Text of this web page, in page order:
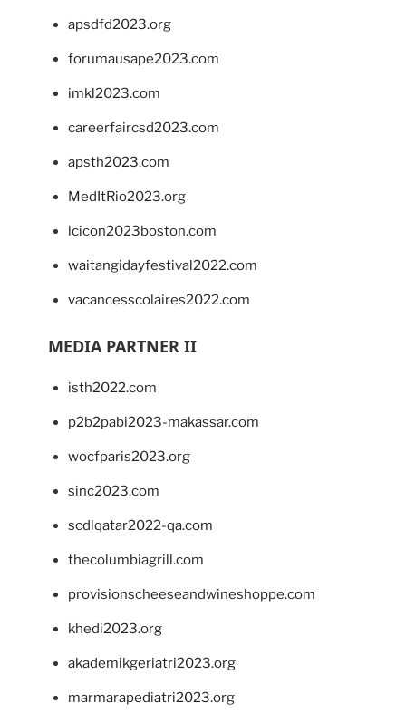
apsdfd2023.org
forumausape2023.com
imkl2023.com
careerfaircsd2023.com
apsth2023.com
MedItRio2023.org
lcicon2023boston.com
waitangidayfestival2022.com
vacancesscolaires2022.com
MEDIA PARTNER II
isth2022.com
p2b2pabi2023-makassar.com
wocfparis2023.org
sinc2023.com
scdlqatar2022-qa.com
thecolumbiagrill.com
provisionscheeseandwineshoppe.com
khedi2023.org
akademikgeriatri2023.org
marmarapediatri2023.org